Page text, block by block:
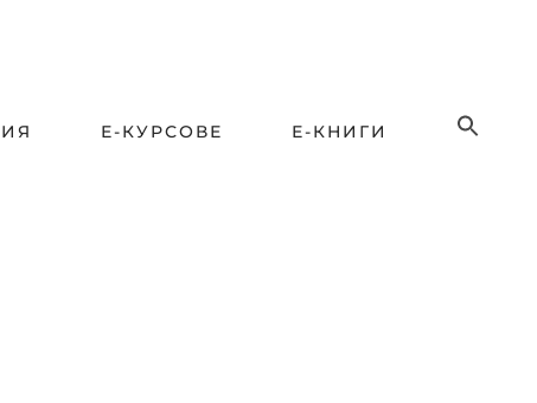
Е-КУРСОВЕ Е-КНИГИ